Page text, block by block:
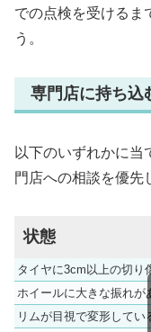
での点検を受けるま
う。
専門店に持ち込
以下のいずれかに当
門店への相談を優先
状態
タイヤに3cm以上の切り
ホイールに大きな振れが
リムが目視で変形してい